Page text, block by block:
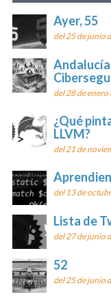
Ayer, 55
del 25 de junio
del 28 de enero
¿Qué
LLVM?
del 21 de
del 13 de
Lista de
del 27 de junio
52
del 25 de junio